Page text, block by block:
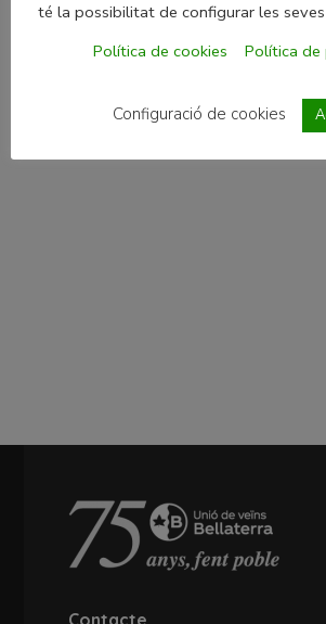
Contacte
té la possibilitat de configurar les
Política de cookies
Política
Configuració de cookies